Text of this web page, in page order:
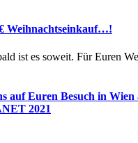
Weihnachtseinkauf…!
ist es soweit. Für Euren
auf Euren Besuch in Wien
2021